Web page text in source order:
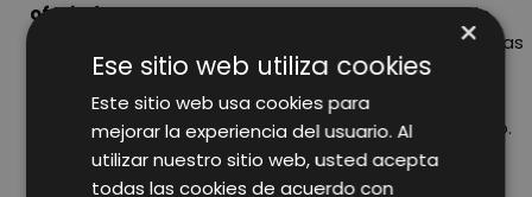
of Minden restauración premium de la provincia de
Barcelona, abrir mercado B2C en Cataluña, abrir nuevas
delegaciones enMallorca, Valencia, Almería
empezar una estrategia deexportación abriendo
mercadoscomo el alemán, inglés, noruego y el turco.
×
Ese sitio web utiliza cookies
Este sitio web usa cookies para
mejorar la experiencia del usuario. Al
utilizar nuestro sitio web, usted acepta
todas las cookies de acuerdo con